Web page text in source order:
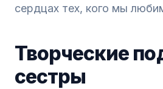
сердцах тех, кого мы
Творческие
сестры